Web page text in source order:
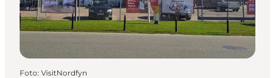
Foto: VisitNordfyn